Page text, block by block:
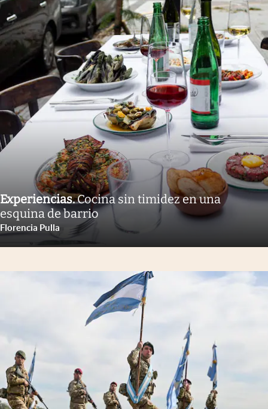
Experiencias.Cocina sin timidez en una
esquina de barrio
Florencia Pulla